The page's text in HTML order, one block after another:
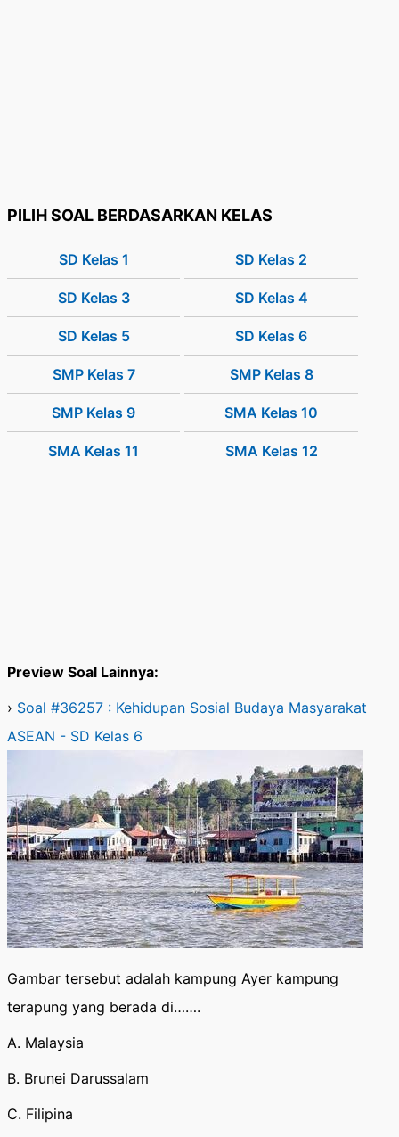
PILIH SOAL BERDASARKAN KELAS
SD Kelas 1 SD Kelas 2
SD Kelas 3 SD Kelas 4
SD Kelas 5 SD Kelas 6
SMP Kelas 7 SMP Kelas 8
SMP Kelas 9 SMA Kelas 10
SMA Kelas 11 SMA Kelas 12
Preview Soal Lainnya:
› Soal #36257 : Kehidupan Sosial Budaya Masyarakat
ASEAN - SD Kelas 6
Gambar tersebut adalah kampung Ayer kampung
terapung yang berada di…….
A. Malaysia
B. Brunei Darussalam
C. Filipina